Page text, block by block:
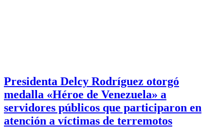
Presidenta Delcy Rodríguez otorgó
medalla «Héroe de Venezuela» a
servidores públicos que participaron en
atención a víctimas de terremotos